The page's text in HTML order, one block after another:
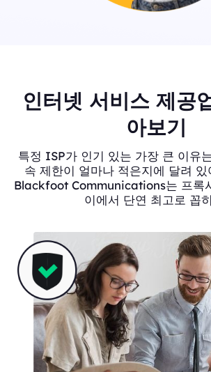
인터넷 서비스 제공
아보기
특정 ISP가 인기 있는 가장 큰 이유
속 제한이 얼마나 적은지에 달려 있
Blackfoot Communications는 프록
이에서 단연 최고로 꼽